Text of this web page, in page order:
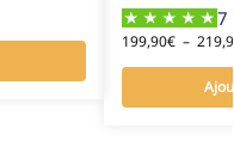
7
199,90€ –